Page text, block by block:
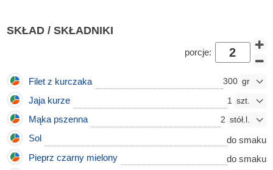
SKŁAD / SKŁADNIKI
porcje:
Filet z kurczaka 300
Jaja kurze 1
Mąka pszenna 2
Sol
do smaku
Pieprz czarny mielony
do smaku